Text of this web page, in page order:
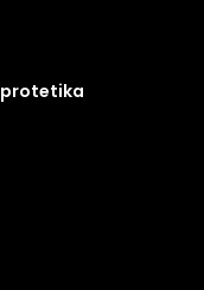
protetika